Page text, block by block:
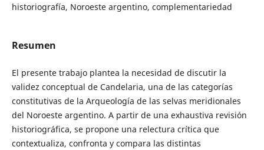
historiografía, Noroeste argentino, complementariedad
Resumen
El presente trabajo plantea la necesidad de discutir la
validez conceptual de Candelaria, una de las categorías
constitutivas de la Arqueología de las selvas meridionales
del Noroeste argentino. A partir de una exhaustiva revisión
historiográfica, se propone una relectura crítica que
contextualiza, confronta y compara las distintas